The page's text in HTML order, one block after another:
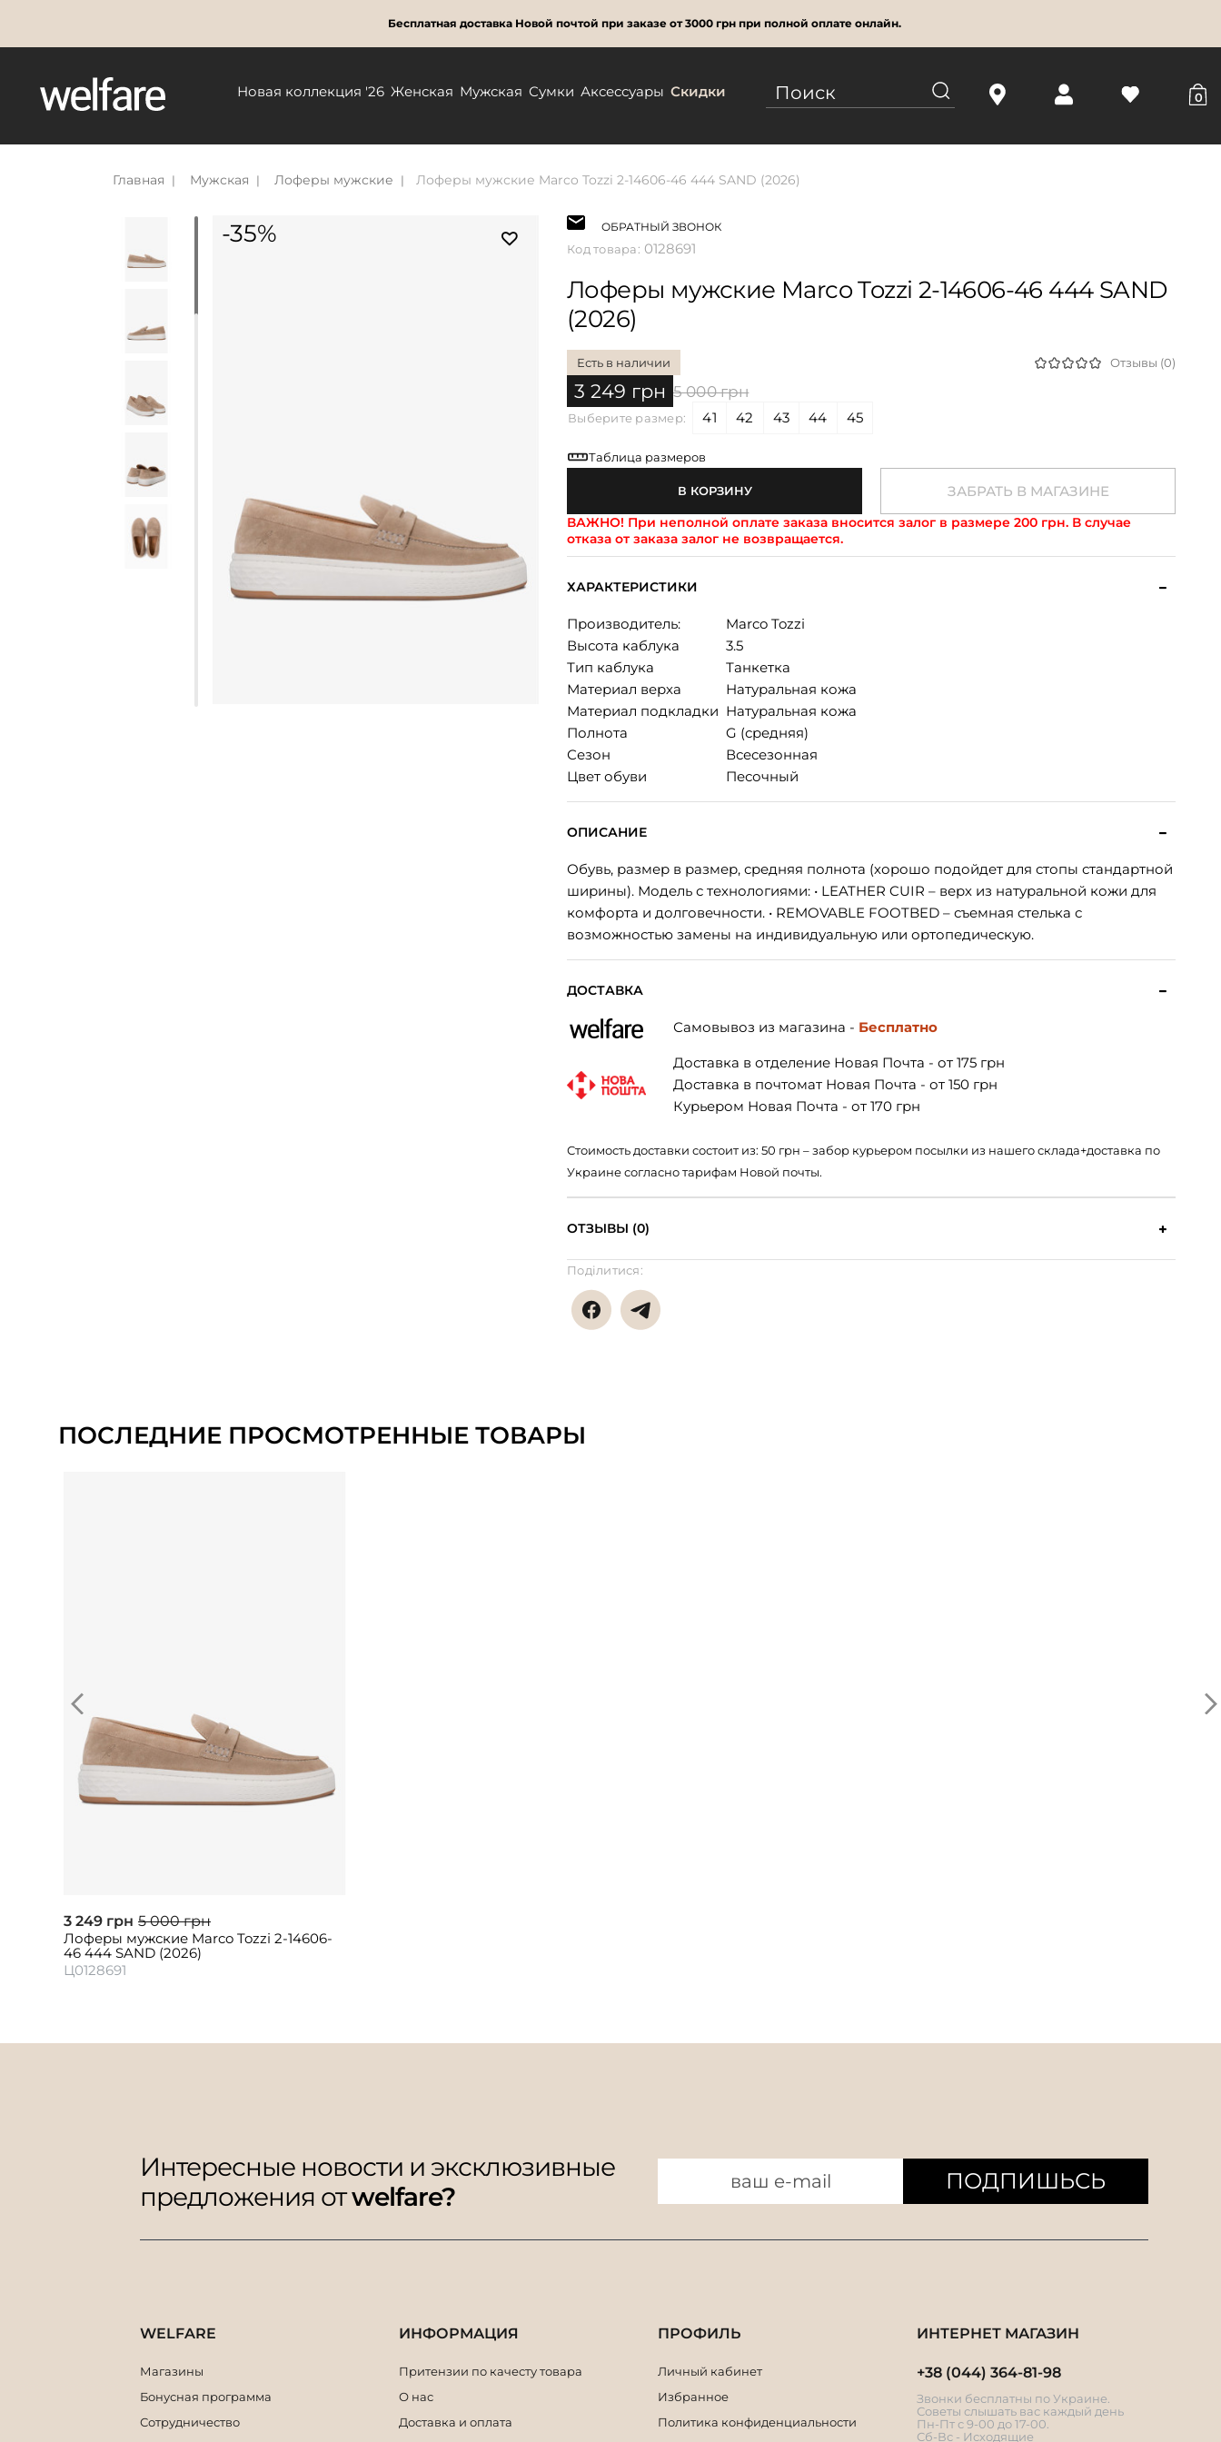
Бесплатная доставка Новой почтой при заказе от 3000 грн при полной оплате онлайн.
Новая коллекция '26 Женская Мужская Сумки Аксессуары Скидки 0
Главная Мужская Лоферы мужские Лоферы мужские Marco Tozzi 2-14606-46 444 SAND (2026)
-35% ОБРАТНЫЙ ЗВОНОК
Код товара: 0128691
Лоферы мужские Marco Tozzi 2-14606-46 444 SAND
(2026)
Есть в наличии Отзывы (0)
Выберите размер: 41 42 43 44 45
Таблица размеров
3 249 грн 5 000 грн
В КОРЗИНУ ЗАБРАТЬ В МАГАЗИНЕ
ВАЖНО! При неполной оплате заказа вносится залог в размере 200 грн. В случае
отказа от заказа залог не возвращается.
ХАРАКТЕРИСТИКИ
Производитель:
Marco Tozzi
Высота каблука
3.5
Тип каблука
Танкетка
Материал верха
Натуральная кожа
Материал подкладки Натуральная кожа
Полнота
G (средняя)
Сезон
Всесезонная
Цвет обуви
Песочный
ОПИСАНИЕ
Обувь, размер в размер, средняя полнота (хорошо подойдет для стопы стандартной
ширины). Модель с технологиями: • LEATHER CUIR – верх из натуральной кожи для
комфорта и долговечности. • REMOVABLE FOOTBED – съемная стелька с
возможностью замены на индивидуальную или ортопедическую.
ДОСТАВКА
Самовывоз из магазина - Бесплатно
Доставка в отделение Новая Почта - от 175 грн
Доставка в почтомат Новая Почта - от 150 грн
Курьером Новая Почта - от 170 грн
Стоимость доставки состоит из: 50 грн – забор курьером посылки из нашего склада+доставка по
Украине согласно тарифам Новой почты.
ОТЗЫВЫ (0)
Поділитися:
ПОСЛЕДНИЕ ПРОСМОТРЕННЫЕ ТОВАРЫ
3 249 грн 5 000 грн
Лоферы мужские Marco Tozzi 2-14606-
46 444 SAND (2026)
Ц0128691
Интересные новости и эксклюзивные
предложения отwelfare?
ПОДПИШЬСЬ
WELFARE
Магазины
Бонусная программа
Сотрудничество
ИНФОРМАЦИЯ
Притензии по качесту товара
О нас
Доставка и оплата
ПРОФИЛЬ
Личный кабинет
Избранное
Политика конфиденциальности
ИНТЕРНЕТ МАГАЗИН
+38 (044) 364-81-98
Звонки бесплатны по Украине.
Советы слышать вас каждый день
Пн-Пт с 9-00 до 17-00.
Сб-Вс - Исходящие